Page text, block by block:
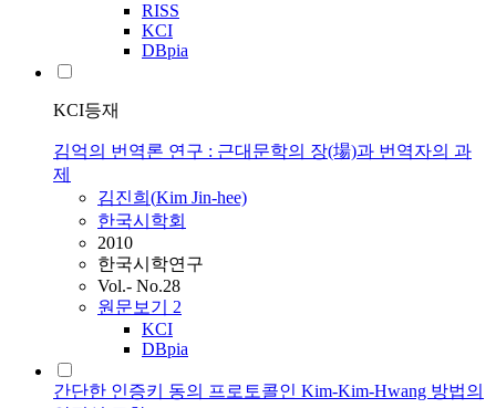
RISS
KCI
DBpia
KCI등재
김억의 번역론 연구 : 근대문학의 장(場)과 번역자의 과
제
김진희(Kim Jin-hee)
한국시학회
2010
한국시학연구
Vol.- No.28
원문보기 2
KCI
DBpia
간단한 인증키 동의 프로토콜인 Kim-Kim-Hwang 방법의